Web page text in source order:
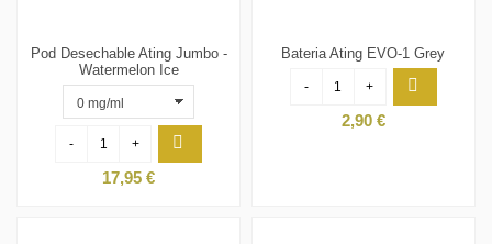
Pod Desechable Ating Jumbo -
Watermelon Ice
- +
17,95 €
Bateria Ating EVO-1 Grey
- +
2,90 €